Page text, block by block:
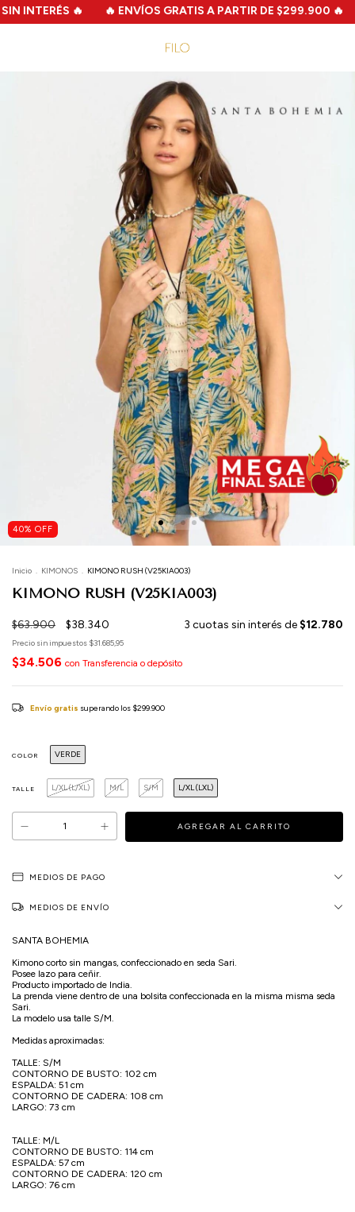
INTERÉS 🔥 🔥 ENVÍOS GRATIS A PARTIR DE $299.900 🔥
40% OFF
Inicio . KIMONOS . KIMONO RUSH (V25KIA003)
KIMONO RUSH (V25KIA003)
$63.900 $38.340 3 cuotas sin interés de $12.780
Precio sin impuestos $31.685,95
$34.506 con Transferencia o depósito
Envío gratis superando los $299.900
COLOR VERDE
TALLE L/XL (L/XL) M/L S/M L/XL (LXL)
MEDIOS DE PAGO
MEDIOS DE ENVÍO
SANTA BOHEMIA
Kimono corto sin mangas, confeccionado en seda Sari.
Posee lazo para ceñir.
Producto importado de India.
La prenda viene dentro de una bolsita confeccionada en la misma misma seda
Sari.
La modelo usa talle S/M.
Medidas aproximadas:
TALLE: S/M
CONTORNO DE BUSTO: 102 cm
ESPALDA: 51 cm
CONTORNO DE CADERA: 108 cm
LARGO: 73 cm
TALLE: M/L
CONTORNO DE BUSTO: 114 cm
ESPALDA: 57 cm
CONTORNO DE CADERA: 120 cm
LARGO: 76 cm